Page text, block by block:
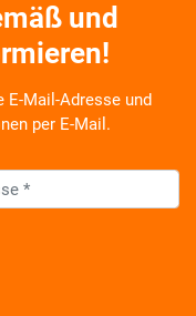
und
E-Mail-Adresse und
per E-Mail.